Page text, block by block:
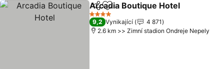
SdíletPřidat na seznam oblíbených
Arcadia Boutique Hotel
4 Počet hvězdiček
9,2 Vynikající
4 871
2.6 km >> Zimní stadion Ondreje Nepely